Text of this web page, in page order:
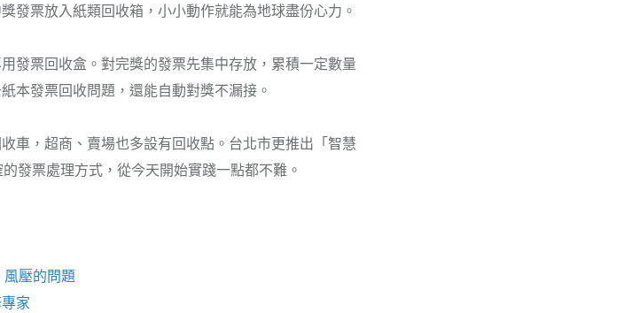
發票放入紙類回收箱，小小動作就能為地球盡份心力。
發票回收盒。對完獎的發票先集中存放，累積一定數量
本發票回收問題，還能自動對獎不漏接。
車，超商、賣場也多設有回收點。台北市更推出「智慧
發票處理方式，從今天開始實踐一點都不難。
壓的問題
家